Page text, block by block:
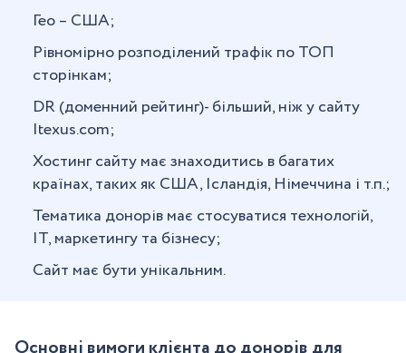
Гео – США;
Рівномірно розподілений трафік по ТОП
сторінкам;
DR (доменний рейтинг)- більший, ніж у сайту
Itexus.com;
Хостинг сайту має знаходитись в багатих
країнах, таких як США, Ісландія, Німеччина і т.п.;
Тематика донорів має стосуватися технологій,
IT, маркетингу та бізнесу;
Сайт має бути унікальним.